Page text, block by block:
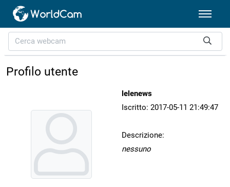
Profilo utente
lelenews
Iscritto: 2017-05-11 21:49:47
Descrizione:
nessuno